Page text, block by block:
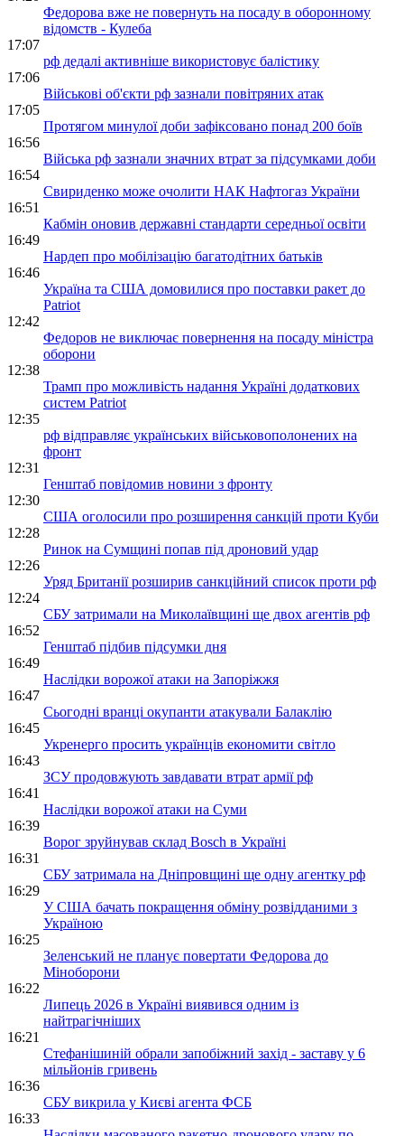
Федорова вже не повернуть на посаду в оборонному
відомств - Кулеба
17:07
рф дедалі активніше використовує балістику
17:06
Військові об'єкти рф зазнали повітряних атак
17:05
Протягом минулої доби зафіксовано понад 200 боїв
16:56
Війська рф зазнали значних втрат за підсумками доби
16:54
Свириденко може очолити НАК Нафтогаз України
16:51
Кабмін оновив державні стандарти середньої освіти
16:49
Нардеп про мобілізацію багатодітних батьків
16:46
Україна та США домовилися про поставки ракет до
Patriot
12:42
Федоров не виключає повернення на посаду міністра
оборони
12:38
Трамп про можливість надання Україні додаткових
систем Patriot
12:35
рф відправляє українських військовополонених на
фронт
12:31
Генштаб повідомив новини з фронту
12:30
США оголосили про розширення санкцій проти Куби
12:28
Ринок на Сумщині попав під дроновий удар
12:26
Уряд Британії розширив санкційний список проти рф
12:24
СБУ затримали на Миколаївщині ще двох агентів рф
16:52
Генштаб підбив підсумки дня
16:49
Наслідки ворожої атаки на Запоріжжя
16:47
Сьогодні вранці окупанти атакували Балаклію
16:45
Укренерго просить українців економити світло
16:43
ЗСУ продовжують завдавати втрат армії рф
16:41
Наслідки ворожої атаки на Суми
16:39
Ворог зруйнував склад Bosch в Україні
16:31
СБУ затримала на Дніпровщині ще одну агентку рф
16:29
У США бачать покращення обміну розвідданими з
Україною
16:25
Зеленський не планує повертати Федорова до
Міноборони
16:22
Липець 2026 в Україні виявився одним із
найтрагічніших
16:21
Стефанішиній обрали запобіжний захід - заставу у 6
мільйонів гривень
16:36
СБУ викрила у Києві агента ФСБ
16:33